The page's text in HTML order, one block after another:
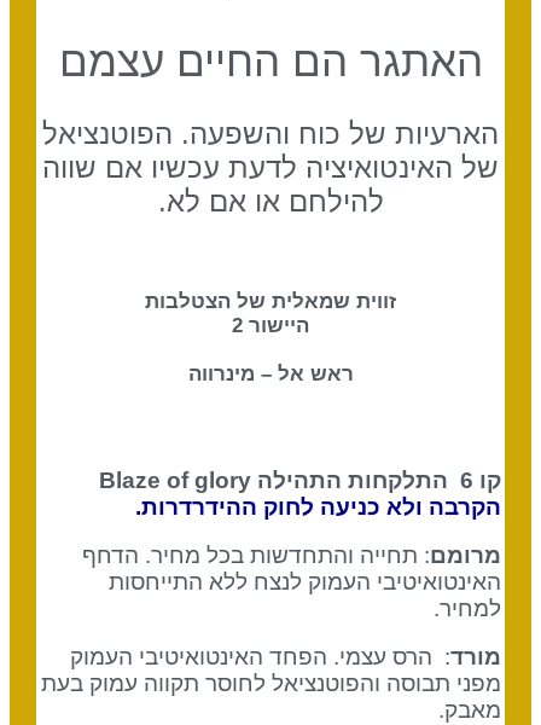
האתגר הם החיים עצמם
הארעיות של כוח והשפעה. הפוטנציאל
של האינטואיציה לדעת עכשיו אם שווה
להילחם או אם לא.
זווית שמאלית של הצטלבות
היישור 2
ראש אל – מינרווה
קו 6 התלקחות התהילה
Blaze of glory
הקרבה ולא כניעה לחוק ההידרדרות.
מרומם: תחייה והתחדשות בכל מחיר. הדחף
האינטואיטיבי העמוק לנצח ללא התייחסות
למחיר.
מורד: הרס עצמי. הפחד האינטואיטיבי העמוק
מפני תבוסה והפוטנציאל לחוסר תקווה עמוק בעת
מאבק.